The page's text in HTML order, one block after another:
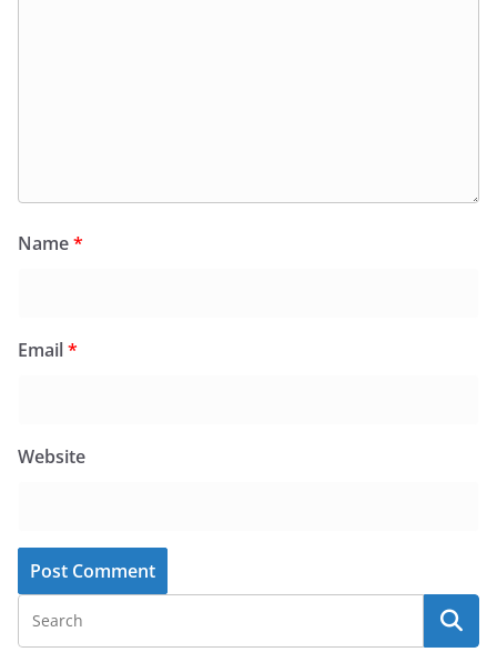
Name*
Email*
Website